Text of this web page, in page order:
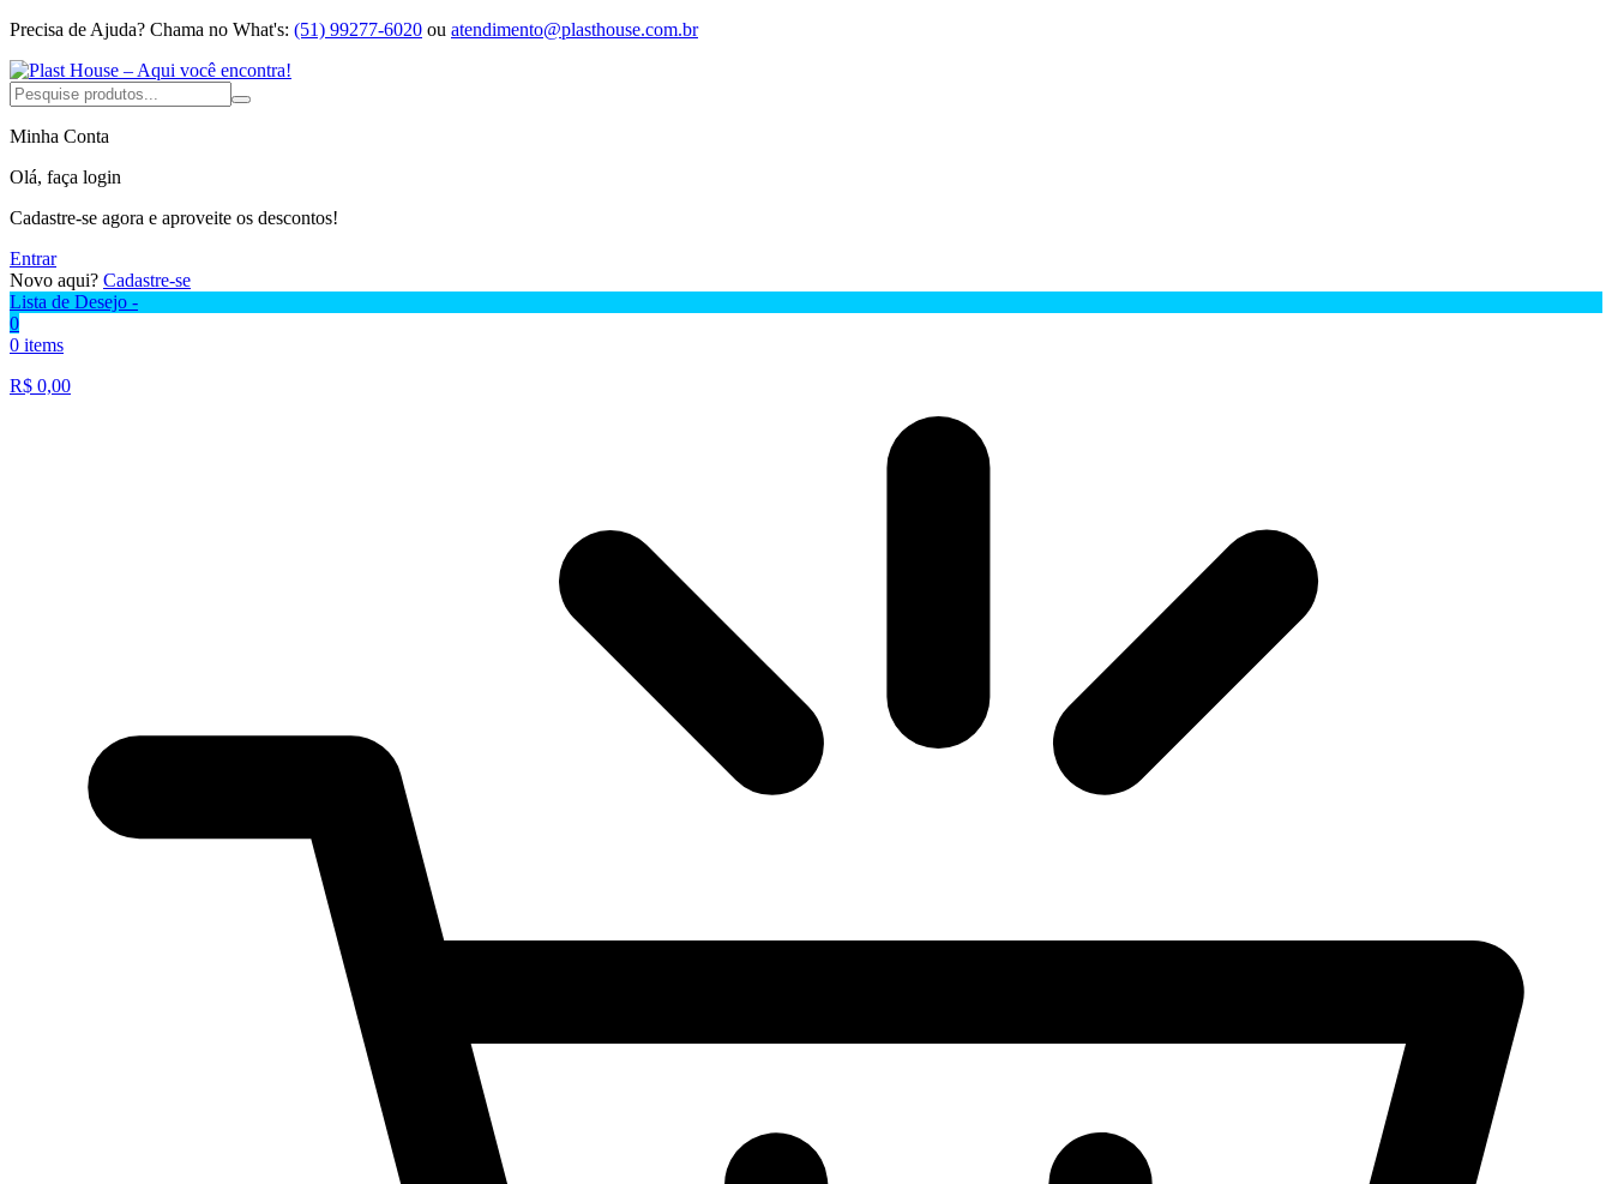
Precisa de Ajuda? Chama no What's: (51) 99277-6020 ou atendimento@plasthouse.com.br
Minha Conta
Olá, faça login
Cadastre-se agora e aproveite os descontos!
Entrar
Novo aqui? Cadastre-se
Lista de Desejo -
0
0 items
R$ 0,00